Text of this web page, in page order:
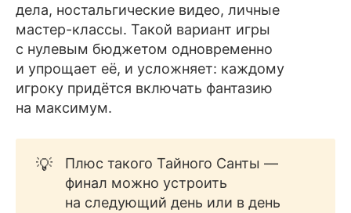
дела, ностальгические видео, личные
мастер-классы. Такой вариант игры
с нулевым бюджетом одновременно
и упрощает её, и усложняет: каждому
игроку придётся включать фантазию
на максимум.
💡
Плюс такого Тайного Санты —
финал можно устроить
на следующий день или в день